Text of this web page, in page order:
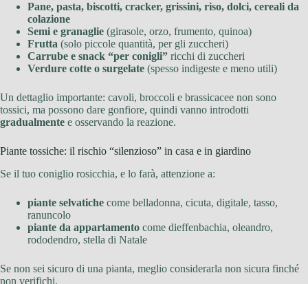
Pane, pasta, biscotti, cracker, grissini, riso, dolci, cereali da
colazione
Semi e granaglie (girasole, orzo, frumento, quinoa)
Frutta (solo piccole quantità, per gli zuccheri)
Carrube e snack “per conigli” ricchi di zuccheri
Verdure cotte o surgelate (spesso indigeste e meno utili)
Un dettaglio importante: cavoli, broccoli e brassicacee non sono
tossici, ma possono dare gonfiore, quindi vanno introdotti
gradualmente e osservando la reazione.
Piante tossiche: il rischio “silenzioso” in casa e in giardino
Se il tuo coniglio rosicchia, e lo farà, attenzione a:
piante selvatiche come belladonna, cicuta, digitale, tasso,
ranuncolo
piante da appartamento come dieffenbachia, oleandro,
rododendro, stella di Natale
Se non sei sicuro di una pianta, meglio considerarla non sicura finché
non verifichi.